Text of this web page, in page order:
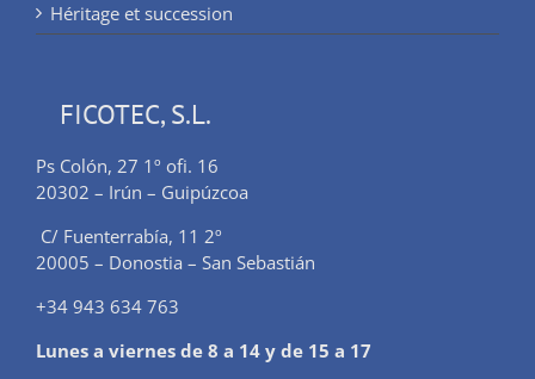
Héritage et succession
FICOTEC, S.L.
Ps Colón, 27 1º ofi. 16
20302 – Irún – Guipúzcoa
C/ Fuenterrabía, 11 2º
20005 – Donostia – San Sebastián
+34 943 634 763
Lunes a viernes de 8 a 14 y de 15 a 17